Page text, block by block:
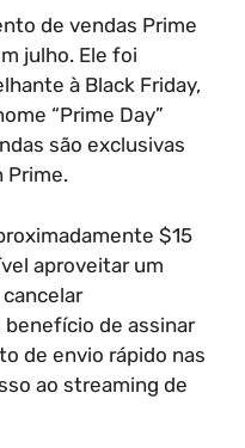
de vendas Prime
julho. Ele foi
à Black Friday,
“Prime Day”
são exclusivas
Prime.
$15
aproveitar um
de assinar
de envio rápido nas
ao streaming de